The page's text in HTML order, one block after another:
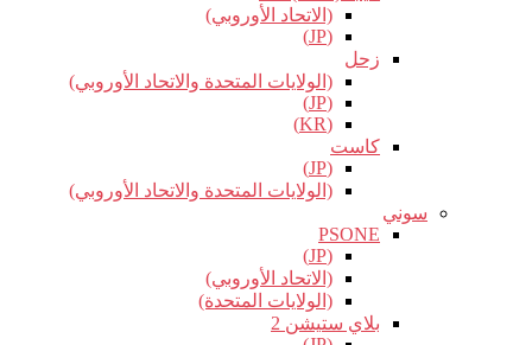
(الاتحاد الأوروبي)
(JP)
زحل
(الولايات المتحدة والاتحاد الأوروبي)
(JP)
(KR)
كاست
(JP)
(الولايات المتحدة والاتحاد الأوروبي)
سوني
PSONE
(JP)
(الاتحاد الأوروبي)
(الولايات المتحدة)
بلاي ستيشن 2